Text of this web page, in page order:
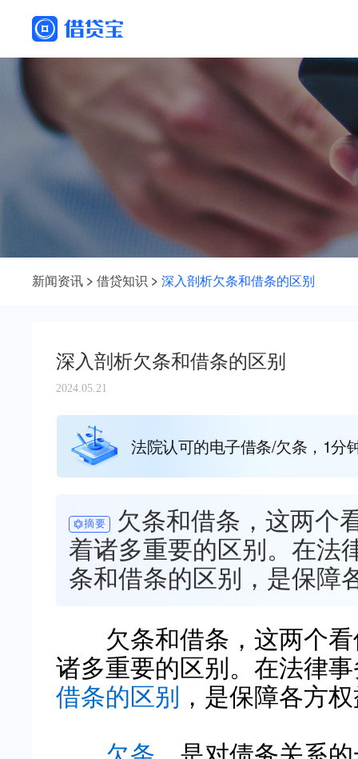
新闻资讯 借贷知识 深入剖析欠条和借条的区别
深入剖析欠条和借条的区别
2024.05.21
法院认可的电子借条/欠条，1分
摘要
欠条和借条，这两个
着诸多重要的区别。在法
条和借条的区别，是保障
欠条和借条，这两个看
诸多重要的区别。在法律
借条的区别 ，是保障各方